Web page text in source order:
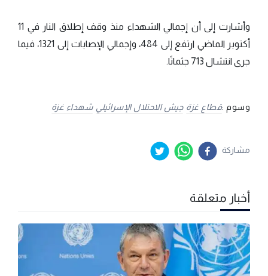
وأشارت إلى أن إجمالي الشهداء منذ وقف إطلاق النار في 11
أكتوبر الماضي ارتفع إلى 484، وإجمالي الإصابات إلى 1321، فيما
جرى انتشال 713 جثمانًا.
وسوم :قطاع غزة جيش الاحتلال الإسرائيلي شهداء غزة
مشاركة
أخبار متعلقة